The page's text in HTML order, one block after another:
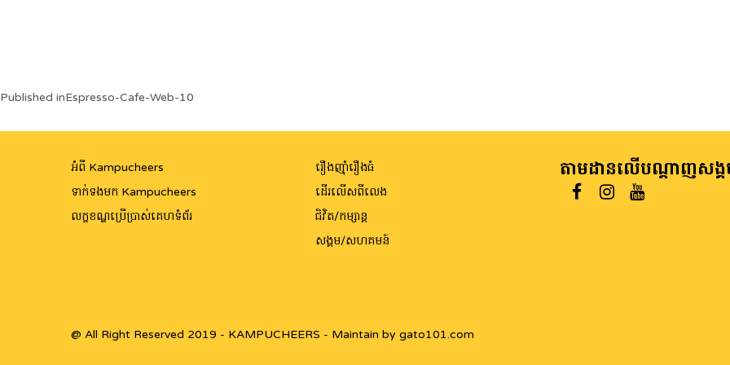
Post
navigation
Published inEspresso-Cafe-Web-10
អំពី Kampucheers
ទាក់ទងមក Kampucheers
លក្ខខណ្ឌប្រើប្រាស់គេហទំព័រ
រឿងញ៉ាំរឿងធំ
ដើរលើសពីលេង
ជិវិត/កម្សាន្ត
សង្គម/សហគមន៍
តាមដានលើបណ្តាញសង្
@ All Right Reserved 2019 - KAMPUCHEERS - Maintain by gato101.com